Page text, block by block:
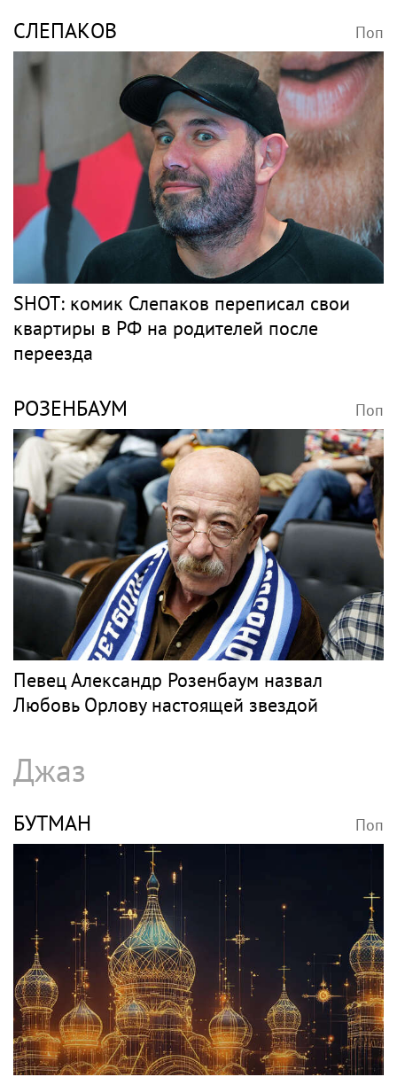
СЛЕПАКОВ Поп
SHOT: комик Слепаков переписал свои
квартиры в РФ на родителей после
переезда
РОЗЕНБАУМ Поп
Певец Александр Розенбаум назвал
Любовь Орлову настоящей звездой
Джаз
БУТМАН Поп